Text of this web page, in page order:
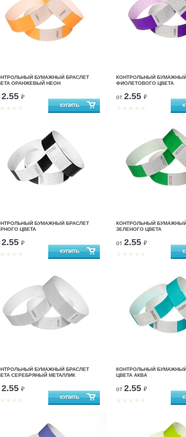
БУМАЖНЫЙ БРАСЛЕТ
ОРАНЖЕВЫЙ НЕОН
2.55 ₽
КОНТРОЛЬНЫЙ
ФИОЛЕТОВОГО ЦВЕТА
от 2.55 ₽
БУМАЖНЫЙ БРАСЛЕТ
ЦВЕТА
2.55 ₽
КОНТРОЛЬНЫЙ
ЗЕЛЕНОГО ЦВЕТА
от 2.55 ₽
БУМАЖНЫЙ БРАСЛЕТ
СЕРЕБРЯНЫЙ МЕТАЛЛИК
2.55 ₽
КОНТРОЛЬНЫЙ
ЦВЕТА АКВА
от 2.55 ₽